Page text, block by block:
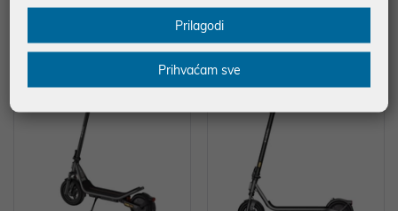
599,00 €
Prilagodi
Prihvaćam sve